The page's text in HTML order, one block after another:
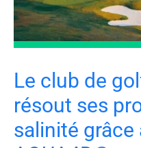
Le club de
résout ses
salinité